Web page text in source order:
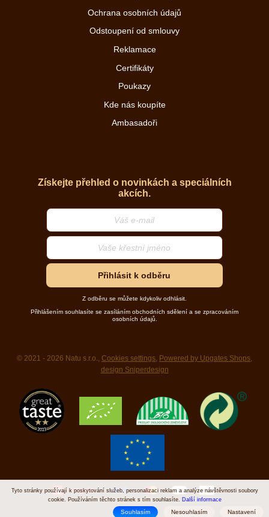
Ochrana osobních údajů
Odstoupení od smlouvy
Reklamace
Certifikáty
Poukazy
Kde nás koupíte
Ambasadoři
Získejte přehled o novinkách a speciálních
akcích.
Přihlásit k odběru
Z odběru se můžete kdykoliv odhlásit.
Přihlášením souhlasíte se zasíláním obchodních sdělení a se zpracováním
osobních údajů.
© 2021 - 2026 Natu s.r.o., Cookies settings, Powered by Upgates Shops,
design Sniperdesign
Tyto stránky používají k poskytování služeb, personalizaci reklam a analýze návštěvnosti soubory
cookie. Používáním těchto stránek s tím souhlasíte.
Další informace
Nastavení
Nesouhlasím
Souhlasím